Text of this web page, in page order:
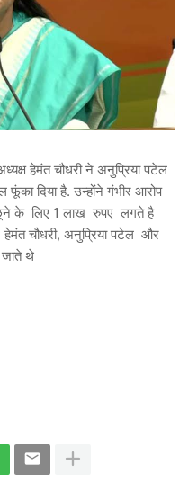
हेमंत चौधरी ने अनुप्रिया पटेल
दिया है. उन्होंने गंभीर आरोप
के लिए 1 लाख रुपए लगते है
हेमंत चौधरी, अनुप्रिया पटेल और
थे